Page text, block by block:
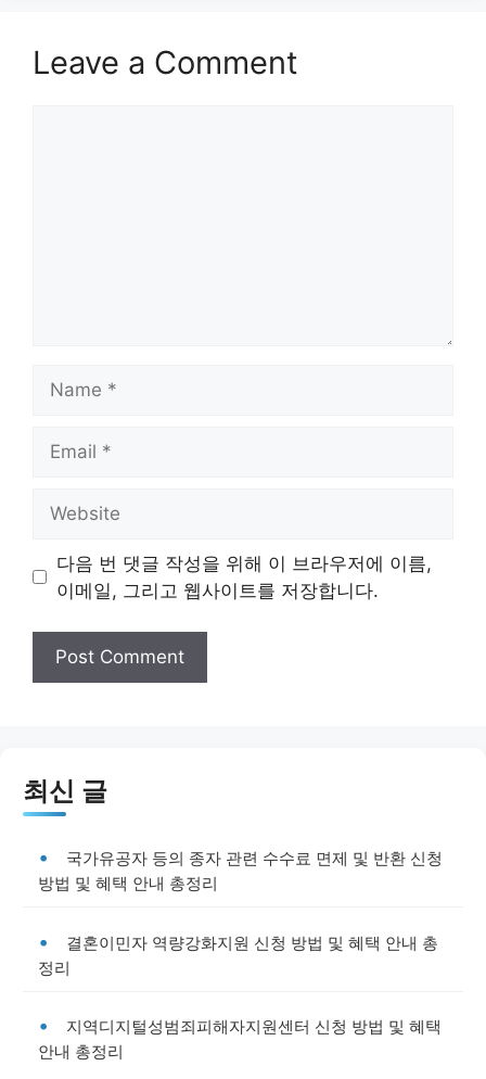
Leave a Comment
다음 번 댓글 작성을 위해 이 브라우저에 이름,
이메일, 그리고 웹사이트를 저장합니다.
최신 글
국가유공자 등의 종자 관련 수수료 면제 및 반환 신청
방법 및 혜택 안내 총정리
결혼이민자 역량강화지원 신청 방법 및 혜택 안내 총
정리
지역디지털성범죄피해자지원센터 신청 방법 및 혜택
안내 총정리